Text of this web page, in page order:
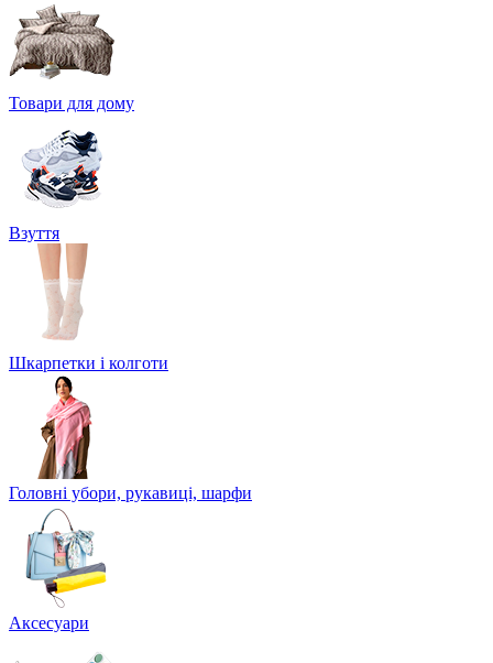
Товари для дому
Взуття
Шкарпетки і колготи
Головні убори, рукавиці, шарфи
Аксесуари